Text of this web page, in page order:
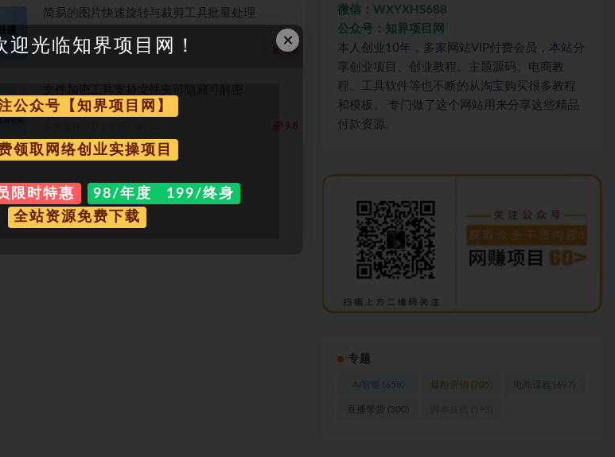
简易的图片快速旋转与裁剪工具批量处理
实操项目 1 年前 30 9.8
9.8
微信：WXYXHS688
公众号：知界项目网
本人创业10年，多家网站VIP付费会员，本站分
享创业项目、创业教程、主题源码、电商教
程、工具软件等也不断的从淘宝购买很多教程
和模板。 专门做了这个网站用来分享这些精品
付款资源。
专题
AI智能 (658) 爆粉营销 (705) 电商课程 (697)
直播带货 (300)
×
迎光临知界项目网！
公众号【知界项目网】
领取网络创业实操项目
限时特惠
98/年度 199/终身
全站资源免费下载